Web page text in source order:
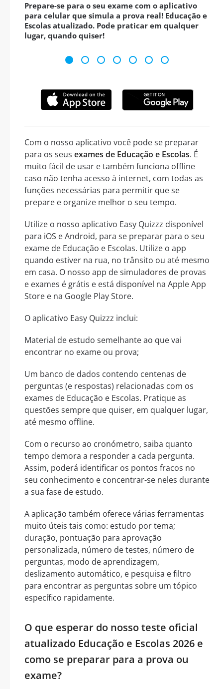
Prepare-se para o seu exame com o aplicativo
para celular que simula a prova real! Educação e
Escolas atualizado. Pode praticar em qualquer
lugar, quando quiser!
Com o nosso aplicativo você pode se preparar
para os seus exames de Educação e Escolas. É
muito fácil de usar e também funciona offline
caso não tenha acesso à internet, com todas as
funções necessárias para permitir que se
prepare e organize melhor o seu tempo.
Utilize o nosso aplicativo Easy Quizzz disponível
para iOS e Android, para se preparar para o seu
exame de Educação e Escolas. Utilize o app
quando estiver na rua, no trânsito ou até mesmo
em casa. O nosso app de simuladores de provas
e exames é grátis e está disponível na Apple App
Store e na Google Play Store.
O aplicativo Easy Quizzz inclui:
Material de estudo semelhante ao que vai
encontrar no exame ou prova;
Um banco de dados contendo centenas de
perguntas (e respostas) relacionadas com os
exames de Educação e Escolas. Pratique as
questões sempre que quiser, em qualquer lugar,
até mesmo offline.
Com o recurso ao cronómetro, saiba quanto
tempo demora a responder a cada pergunta.
Assim, poderá identificar os pontos fracos no
seu conhecimento e concentrar-se neles durante
a sua fase de estudo.
A aplicação também oferece várias ferramentas
muito úteis tais como: estudo por tema;
duração, pontuação para aprovação
personalizada, número de testes, número de
perguntas, modo de aprendizagem,
deslizamento automático, e pesquisa e filtro
para encontrar as perguntas sobre um tópico
específico rapidamente.
O que esperar do nosso teste oficial
atualizado Educação e Escolas 2026 e
como se preparar para a prova ou
exame?